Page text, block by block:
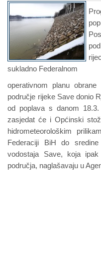
sukladno Federalnom
operativnom planu
područje rijeke Save donio
od poplava s danom
zasjedat će i Općinski
hidrometeorološkim
Federaciji BiH do
vodostaja Save, koja
područja, naglašavaju u